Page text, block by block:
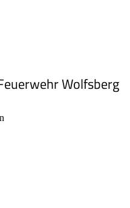
Wolfsberg